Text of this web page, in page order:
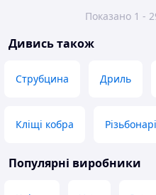
Показано 1 -
Дивись також
Струбцина Дриль
Кліщі кобра
Популярні виробники